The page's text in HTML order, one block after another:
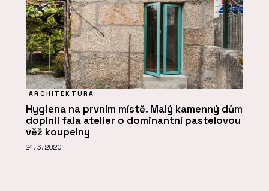
ARCHITEKTURA
Hygiena na prvním místě. Malý kamenný dům
doplnil fala atelier o dominantní pastelovou
věž koupelny
24. 3. 2020